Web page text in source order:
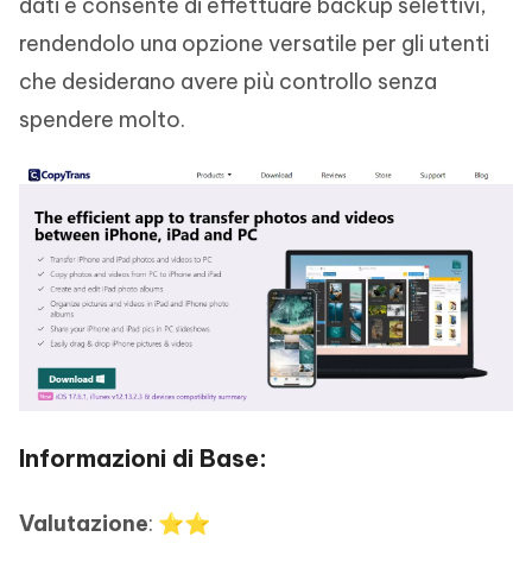
rendendolo una opzione versatile per gli utenti
che desiderano avere più controllo senza
spendere molto.
Informazioni di Base:
Valutazione: ⭐⭐